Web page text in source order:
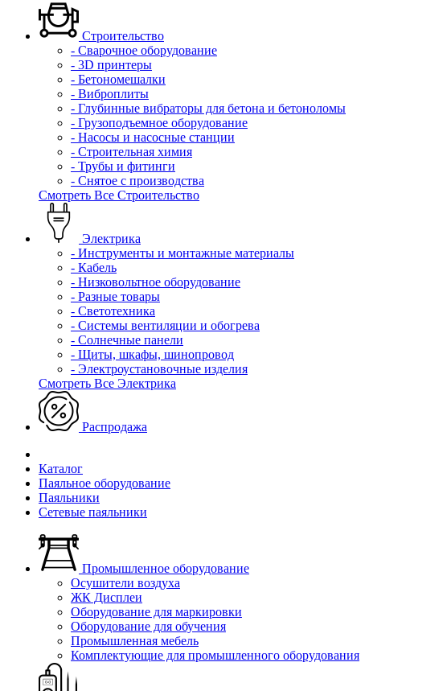
Строительство
- Сварочное оборудование
- 3D принтеры
- Бетономешалки
- Виброплиты
- Глубинные вибраторы для бетона и бетоноломы
- Грузоподъемное оборудование
- Насосы и насосные станции
- Строительная химия
- Трубы и фитинги
- Снятое с производства
Смотреть Все Строительство
Электрика
- Инструменты и монтажные материалы
- Кабель
- Низковольтное оборудование
- Разные товары
- Светотехника
- Системы вентиляции и обогрева
- Солнечные панели
- Щиты, шкафы, шинопровод
- Электроустановочные изделия
Смотреть Все Электрика
Распродажа
Каталог
Паяльное оборудование
Паяльники
Сетевые паяльники
Промышленное оборудование
Осушители воздуха
ЖК Дисплеи
Оборудование для маркировки
Оборудование для обучения
Промышленная мебель
Комплектующие для промышленного оборудования